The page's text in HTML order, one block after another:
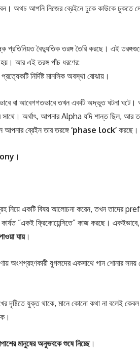
অথচ আপনি নিজের ব্রেইনে ঢুকে কাউকে ঢুকতে
প্রতিনিয়ত বৈদ্যুতিক তরঙ্গ তৈরি করছে। এই
হয়। আর এই তরঙ্গ পাঁচ ধরণের:
প্রত্যেকটি নির্দিষ্ট মানসিক অবস্থা বোঝায়।
বা আবেগগতভাবে তখন একটি অদ্ভুত ঘটনা ঘটে।
সাথে। অর্থাৎ, আপনার Alpha যদি শান্ত ছিল,
ব্রেইন তার তরঙ্গে ‘phase lock’ করছে।
।
আগ্রহ নিয়ে একটি বিষয় আলোচনা করেন, তখন
কার্যত “একই ফ্রিকোয়েন্সিতে” কাজ করছে।
যায়।
যুগলদের একসাথে গান শোনার সময়
দৃষ্টিতে যুক্ত থাকে, মানে কোনো কথা না বলেই কেবল
মানুষেরঅনুভবকেশুষেনিচ্ছে।